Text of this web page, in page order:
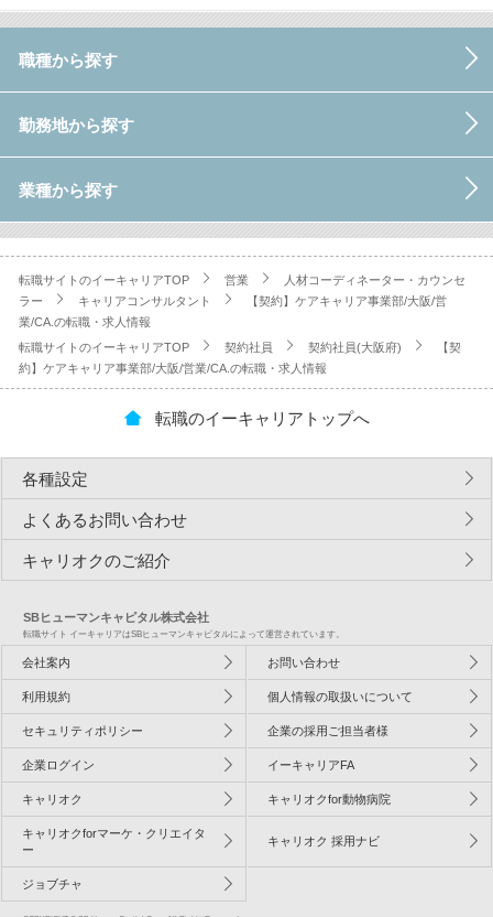
職種から探す
勤務地から探す
業種から探す
転職サイトのイーキャリアTOP 営業
人材コーディネーター・カウンセ
ラー
キャリアコンサルタント
【契約】ケアキャリア事業部/大阪/営
業/CA.の転職・求人情報
転職サイトのイーキャリアTOP
契約社員 契約社員(大阪府)
【契
約】ケアキャリア事業部/大阪/営業/CA.の転職・求人情報
転職のイーキャリアトップへ
各種設定
よくあるお問い合わせ
キャリオクのご紹介
SBヒューマンキャピタル株式会社
転職サイト イーキャリアはSBヒューマンキャピタルによって運営されています。
会社案内 お問い合わせ
利用規約 個人情報の取扱いについて
セキュリティポリシー 企業の採用ご担当者様
企業ログイン イーキャリアFA
キャリオク キャリオクfor動物病院
キャリオクforマーケ・クリエイタ
ー
キャリオク 採用ナビ
ジョブチャ